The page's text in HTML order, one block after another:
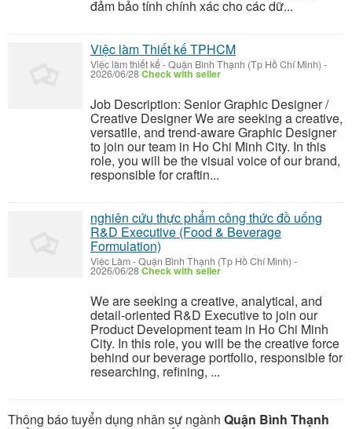
đảm bảo tính chính xác cho các dữ...
Việc làm Thiết kế TPHCM
Việc làm thiết kế-Quận Bình Thạnh (Tp Hồ Chí Minh) -
2026/06/28Check with seller
Job Description: Senior Graphic Designer /
Creative Designer We are seeking a creative,
versatile, and trend-aware Graphic Designer
to join our team in Ho Chi Minh City. In this
role, you will be the visual voice of our brand,
responsible for craftin...
nghiên cứu thực phẩm công thức đồ uống
R&D Executive (Food & Beverage
Formulation)
Việc Làm-Quận Bình Thạnh (Tp Hồ Chí Minh) -
2026/06/28Check with seller
We are seeking a creative, analytical, and
detail-oriented R&D Executive to join our
Product Development team in Ho Chi Minh
City. In this role, you will be the creative force
behind our beverage portfolio, responsible for
researching, refining, ...
Thông báo tuyển dụng nhân sự ngành Quận Bình Thạnh